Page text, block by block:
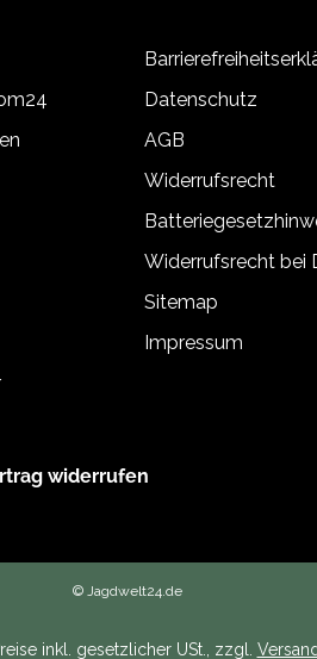
Datenschutz
AGB
Widerrufsrecht
Widerrufsrecht bei
Sitemap
Impressum
widerrufen
© Jagdwelt24.de
inkl. gesetzlicher USt., zzgl.